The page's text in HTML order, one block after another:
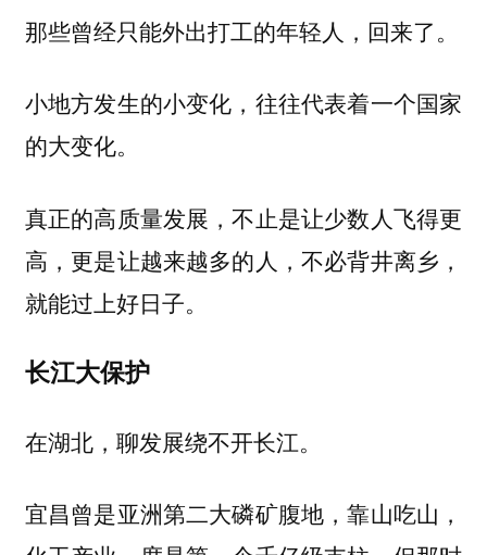
那些曾经只能外出打工的年轻人，回来了。
小地方发生的小变化，往往代表着一个国家
的大变化。
真正的高质量发展，不止是让少数人飞得更
高，更是让越来越多的人，不必背井离乡，
就能过上好日子。
长江大保护
在湖北，聊发展绕不开长江。
宜昌曾是亚洲第二大磷矿腹地，靠山吃山，